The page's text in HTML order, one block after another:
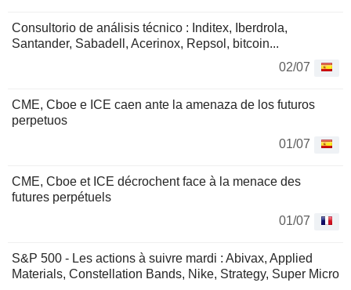
Consultorio de análisis técnico : Inditex, Iberdrola,
Santander, Sabadell, Acerinox, Repsol, bitcoin...
02/07
CME, Cboe e ICE caen ante la amenaza de los futuros
perpetuos
01/07
CME, Cboe et ICE décrochent face à la menace des
futures perpétuels
01/07
S&P 500 - Les actions à suivre mardi : Abivax, Applied
Materials, Constellation Bands, Nike, Strategy, Super Micro